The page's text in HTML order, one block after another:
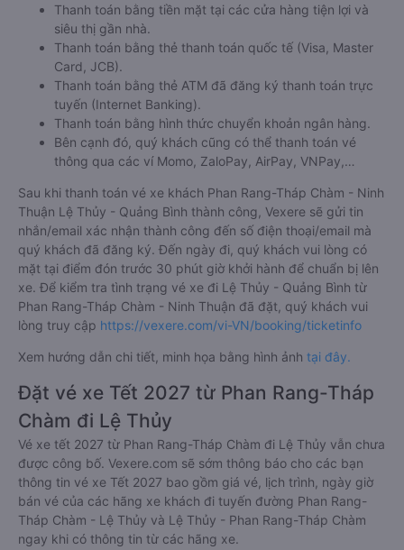
Thanh toán bằng tiền mặt tại các cửa hàng tiện lợi và
siêu thị gần nhà.
Thanh toán bằng thẻ thanh toán quốc tế (Visa, Master
Card, JCB).
Thanh toán bằng thẻ ATM đã đăng ký thanh toán trực
tuyến (Internet Banking).
Thanh toán bằng hình thức chuyển khoản ngân hàng.
Bên cạnh đó, quý khách cũng có thể thanh toán vé
thông qua các ví Momo, ZaloPay, AirPay, VNPay,…
Sau khi thanh toán vé xe khách Phan Rang-Tháp Chàm - Ninh
Thuận Lệ Thủy - Quảng Bình thành công, Vexere sẽ gửi tin
nhắn/email xác nhận thành công đến số điện thoại/email mà
quý khách đã đăng ký. Đến ngày đi, quý khách vui lòng có
mặt tại điểm đón trước 30 phút giờ khởi hành để chuẩn bị lên
xe. Để kiểm tra tình trạng vé xe đi Lệ Thủy - Quảng Bình từ
Phan Rang-Tháp Chàm - Ninh Thuận đã đặt, quý khách vui
lòng truy cập https://vexere.com/vi-VN/booking/ticketinfo
Xem hướng dẫn chi tiết, minh họa bằng hình ảnh tại đây.
Đặt vé xe Tết 2027 từ Phan Rang-Tháp
Chàm đi Lệ Thủy
Vé xe tết 2027 từ Phan Rang-Tháp Chàm đi Lệ Thủy vẫn chưa
được công bố. Vexere.com sẽ sớm thông báo cho các bạn
thông tin vé xe Tết 2027 bao gồm giá vé, lịch trình, ngày giờ
bán vé của các hãng xe khách đi tuyến đường Phan Rang-
Tháp Chàm - Lệ Thủy và Lệ Thủy - Phan Rang-Tháp Chàm
ngay khi có thông tin từ các hãng xe.